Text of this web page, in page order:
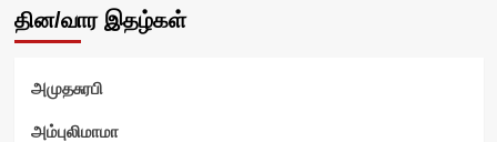
தின/வார இதழ்கள்
அமுதசுரபி
அம்புலிமாமா